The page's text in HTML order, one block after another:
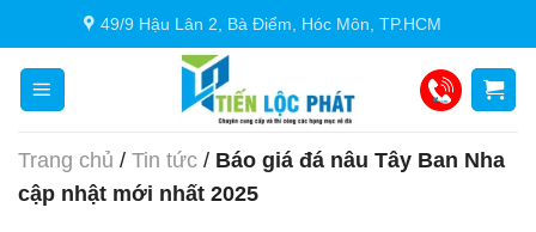
đến
dung
49/9 Hậu Lân 2, Bà Điểm, Hóc Môn, TP.HCM
Trang chủ / Tin tức / Báo giá đá nâu Tây Ban Nha
cập nhật mới nhất 2025